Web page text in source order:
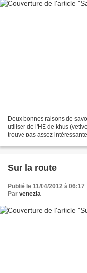
Deux bonnes raisons de
utiliser de l'HE de khus
trouve pas assez
Sur la route
Publié le 11/04/2012 à 06:17
Par venezia